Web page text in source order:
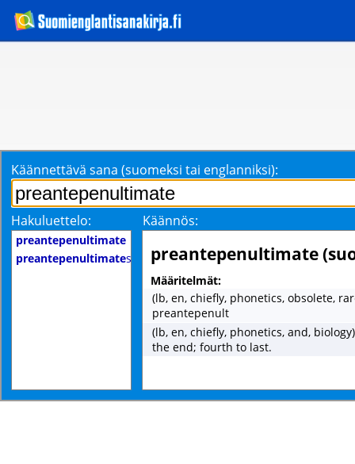
Käännettävä sana (suomeksi tai englanniksi):
Hakuluettelo: Käännös:
preantepenultimate
preantepenultimates preantepenultimate
Määritelmät:
(lb, en, chiefly, phonetics, obsolete,
preantepenult
(lb, en, chiefly, phonetics, and, biology)
the end; fourth to last.